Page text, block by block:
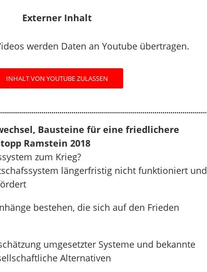
Externer Inhalt
werden Daten an Youtube übertragen.
INHALT VON YOUTUBE ZULASSEN
Bausteine für eine friedlichere
Ramstein 2018
zum Krieg?
längerfristig nicht funktioniert und
bestehen, die sich auf den Frieden
umgesetzter Systeme und bekannte
Alternativen